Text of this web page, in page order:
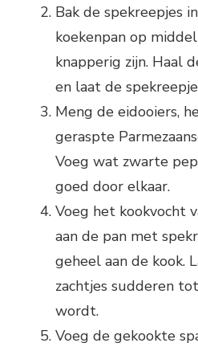
Bak de spekreepjes
koekenpan op
knapperig zijn. Haal
en laat de
Meng de eidooiers,
geraspte
Voeg wat zwarte
goed door elkaar.
Voeg het kookvocht
aan de pan met
geheel aan de kook.
zachtjes sudderen
wordt.
Voeg de gekookte